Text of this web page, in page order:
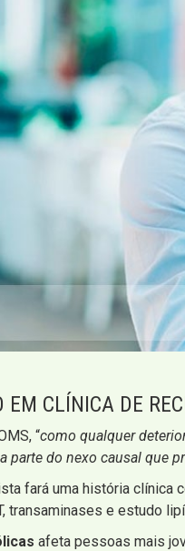
CLÍNICA DE
“como qualquer
parte do nexo causal que
fará uma história
transaminases e estudo
afeta pessoas mais